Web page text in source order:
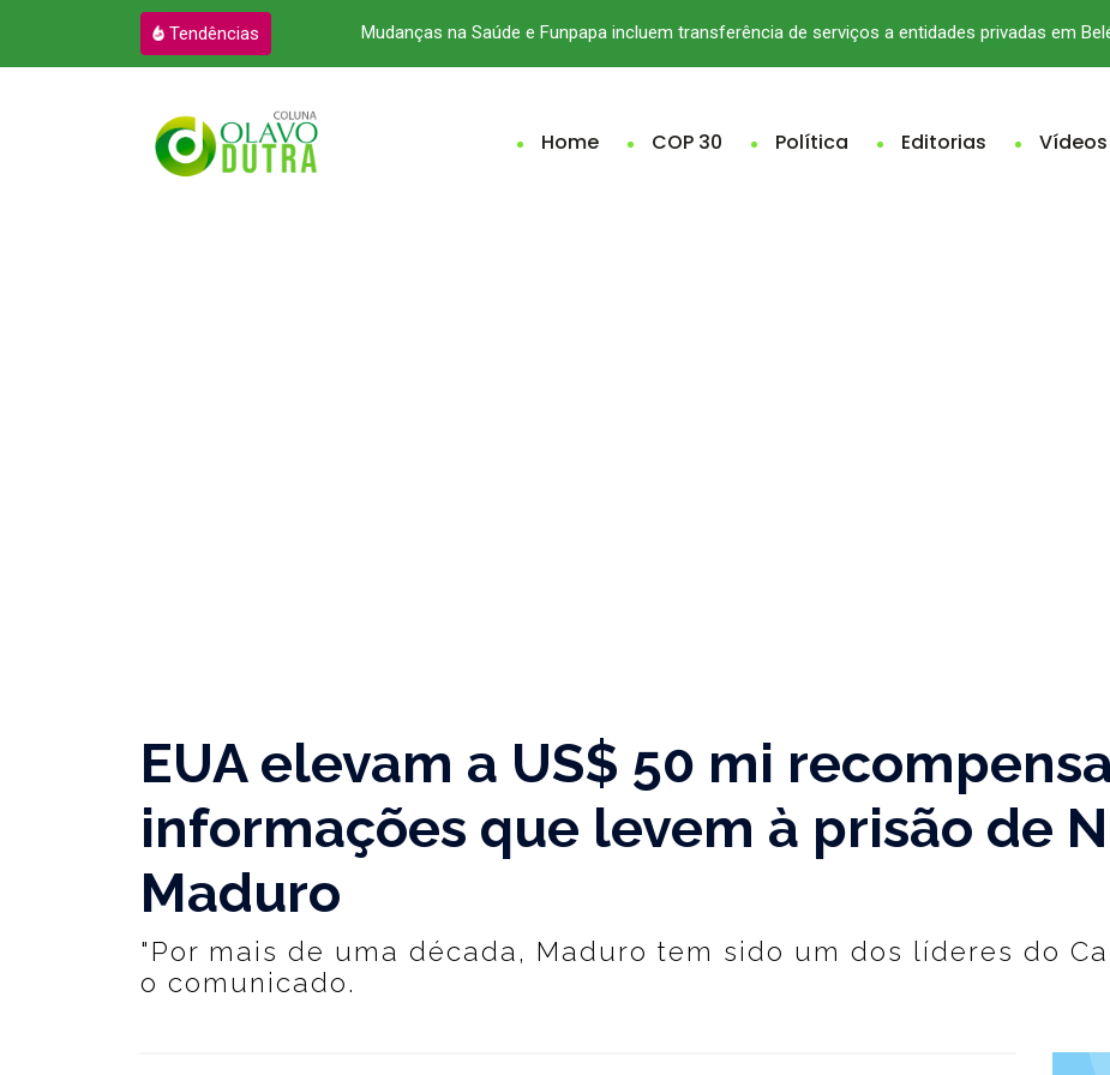
Tendências
à advocacia no Pará Mudanças na Saúde e Funpapa incluem transferência de serviços a entidades privadas em
Home COP 30 Política Editorias Vídeos
EUA elevam a US$ 50 mi
informações que levem à prisão de
Maduro
"Por mais de uma década, Maduro tem sido um dos líderes do
o comunicado.